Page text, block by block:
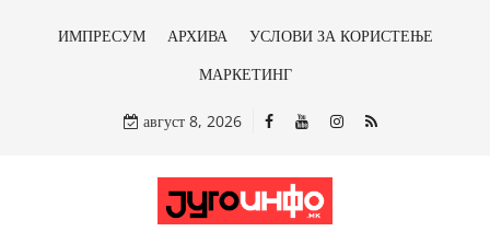
ИМПРЕСУМ АРХИВА
УСЛОВИ ЗА КОРИСТЕЊЕ
МАРКЕТИНГ
август 8, 2026